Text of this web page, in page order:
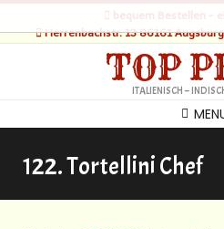
Herrenbachstr. 13 86161 Augsburg
TOP
ITALIENISCH –
122. Tortellini Chef